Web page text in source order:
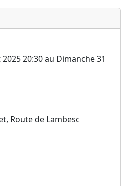
20:30 au Dimanche 31
Route de Lambesc